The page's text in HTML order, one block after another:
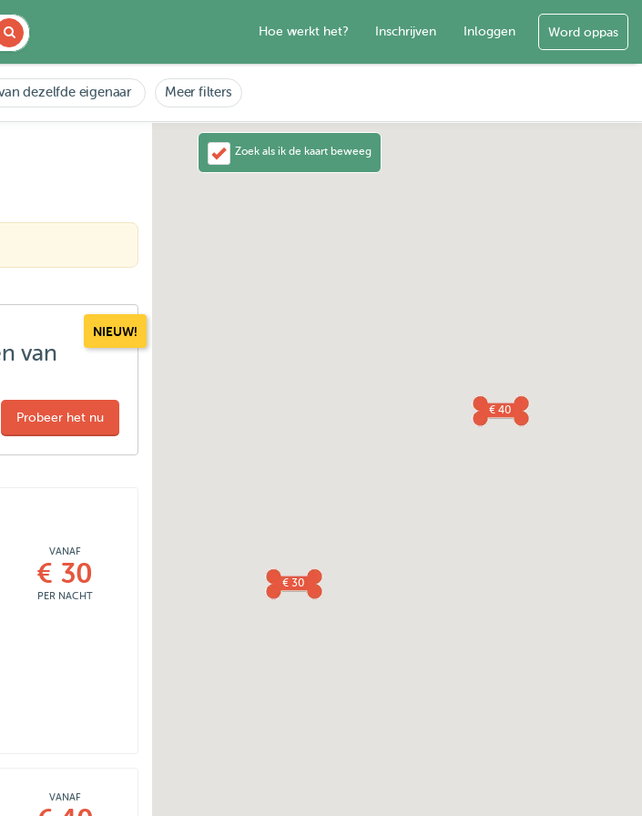
Hoe werkt het? Inschrijven Inloggen Word oppas
dezelfde eigenaar Meer filters
NIEUW!
van
Probeer het nu
VANAF
€ 30
PER NACHT
VANAF
€ 30
€ 40
Zoek als ik de kaart beweeg